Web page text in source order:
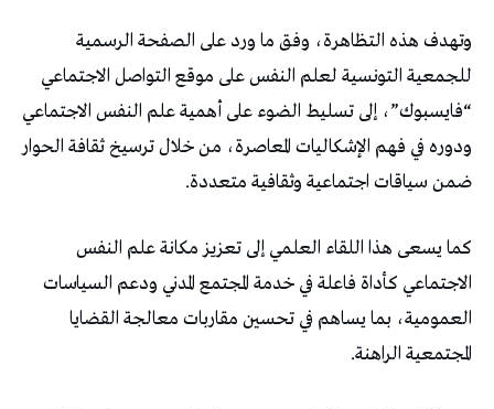
وتهدف هذه التظاهرة، وفق ما ورد على الصفحة الرسمية
للجمعية التونسية لعلم النفس على موقع التواصل الاجتماعي
“فايسبوك”، إلى تسليط الضوء على أهمية علم النفس الاجتماعي
ودوره في فهم الإشكاليات المعاصرة، من خلال ترسيخ ثقافة الحوار
ضمن سياقات اجتماعية وثقافية متعددة.
كما يسعى هذا اللقاء العلمي إلى تعزيز مكانة علم النفس
الاجتماعي كأداة فاعلة في خدمة المجتمع المدني ودعم السياسات
العمومية، بما يساهم في تحسين مقاربات معالجة القضايا
المجتمعية الراهنة.